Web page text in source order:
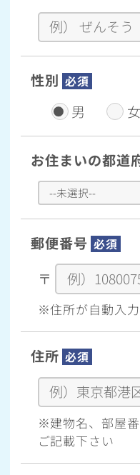
性別 必須
男 女
お住まいの都道
郵便番号 必須
〒
※住所が自動入
住所 必須
※建物名、部屋
ご記載下さい